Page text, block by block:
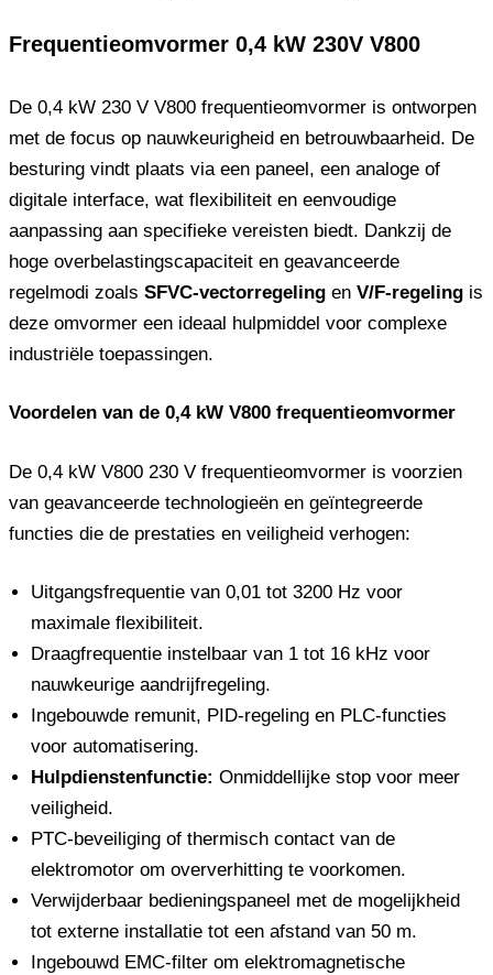
Frequentieomvormer 0,4 kW 230V V800
De 0,4 kW 230 V V800 frequentieomvormer is ontworpen
met de focus op nauwkeurigheid en betrouwbaarheid. De
besturing vindt plaats via een paneel, een analoge of
digitale interface, wat flexibiliteit en eenvoudige
aanpassing aan specifieke vereisten biedt. Dankzij de
hoge overbelastingscapaciteit en geavanceerde
regelmodi zoals SFVC-vectorregeling en V/F-regeling is
deze omvormer een ideaal hulpmiddel voor complexe
industriële toepassingen.
Voordelen van de 0,4 kW V800 frequentieomvormer
De 0,4 kW V800 230 V frequentieomvormer is voorzien
van geavanceerde technologieën en geïntegreerde
functies die de prestaties en veiligheid verhogen:
Uitgangsfrequentie van 0,01 tot 3200 Hz voor
maximale flexibiliteit.
Draagfrequentie instelbaar van 1 tot 16 kHz voor
nauwkeurige aandrijfregeling.
Ingebouwde remunit, PID-regeling en PLC-functies
voor automatisering.
Hulpdienstenfunctie: Onmiddellijke stop voor meer
veiligheid.
PTC-beveiliging of thermisch contact van de
elektromotor om oververhitting te voorkomen.
Verwijderbaar bedieningspaneel met de mogelijkheid
tot externe installatie tot een afstand van 50 m.
Ingebouwd EMC-filter om elektromagnetische